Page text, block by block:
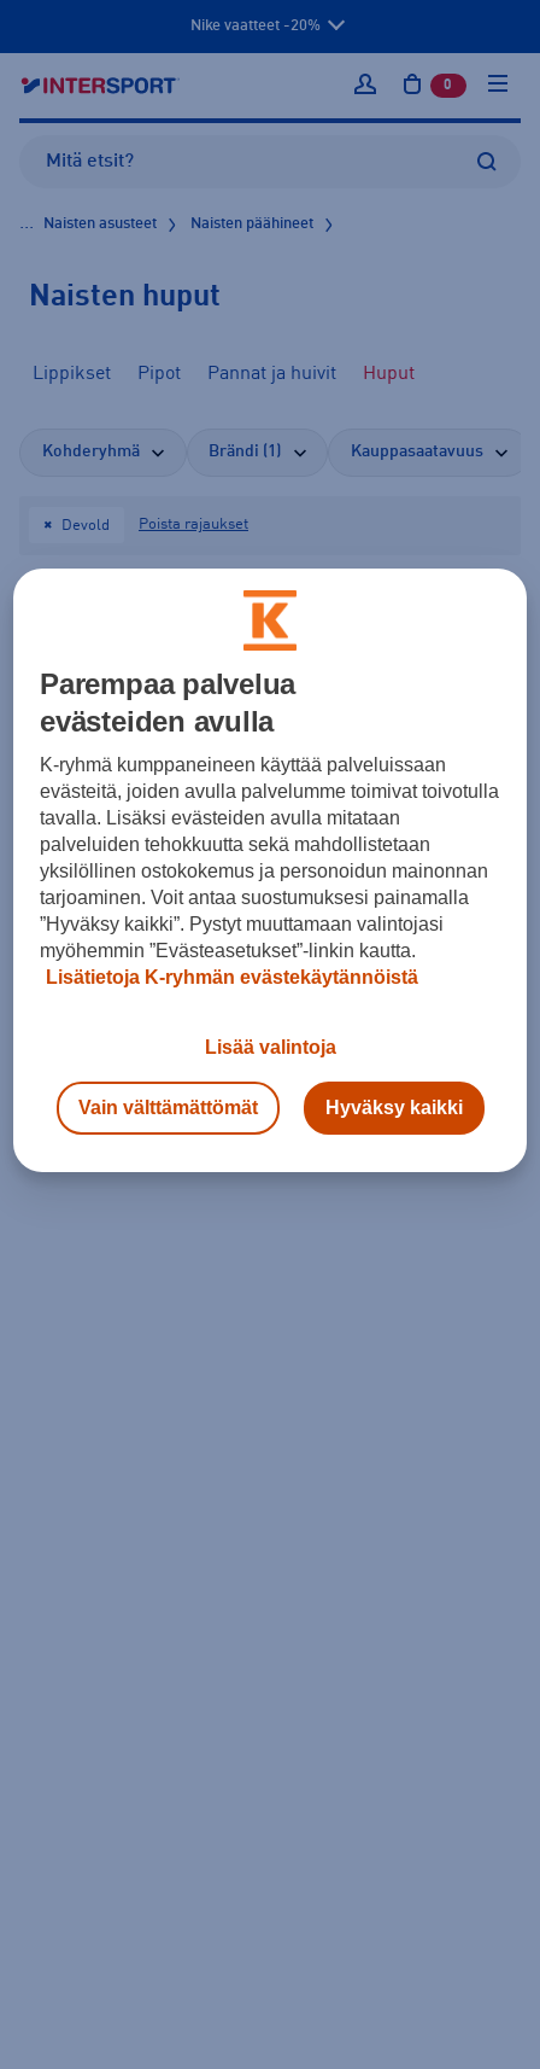
Nike vaatteet -20%
Kirjaudu sisään
0 tuotetta
... Naisten asusteet Naisten päähineet
Naisten huput
Lippikset Pipot Pannat ja huivit Huput
Kohderyhmä Brändi (1) Kauppasaatavuus
✖ Devold Poista rajaukset
Devold
(0)
59,00 €
Parempaa palvelua
evästeiden avulla
K-ryhmä kumppaneineen käyttää palveluissaan
evästeitä, joiden avulla palvelumme toimivat toivotulla
tavalla. Lisäksi evästeiden avulla mitataan
palveluiden tehokkuutta sekä mahdollistetaan
yksilöllinen ostokokemus ja personoidun mainonnan
tarjoaminen. Voit antaa suostumuksesi painamalla
”Hyväksy kaikki”. Pystyt muuttamaan valintojasi
myöhemmin ”Evästeasetukset”-linkin kautta.
Lisätietoja K-ryhmän evästekäytännöistä
Lisää valintoja
Vain välttämättömät Hyväksy kaikki